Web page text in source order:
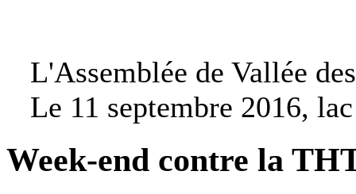
L'Assemblée de Vallée
Le 11 septembre 2016,
Week-end contre la